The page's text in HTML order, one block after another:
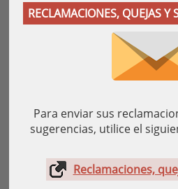
RECLAMACIONES, QUEJAS Y
Para enviar sus
sugerencias, utilice el
Reclamaciones,